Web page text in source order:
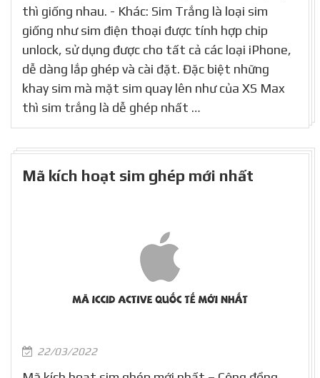
thì giống nhau. - Khác: Sim Trắng là loại sim
giống như sim điện thoại được tính hợp chip
unlock, sử dụng được cho tất cả các loại iPhone,
dễ dàng lắp ghép và cài đặt. Đặc biệt những
khay sim mà mặt sim quay lên như của XS Max
thì sim trắng là dễ ghép nhất …
Mã kích hoạt sim ghép mới nhất
22/03/2022